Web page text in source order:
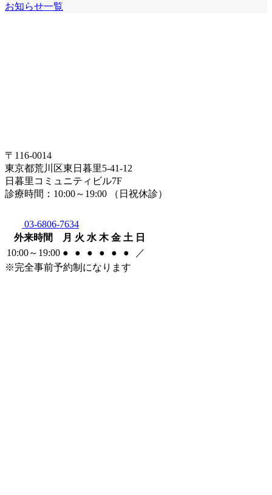
お知らせ一覧
〒116-0014
東京都荒川区東日暮里5-41-12
日暮里コミュニティビル7F
診療時間：10:00～19:00 （日祝休診）
03-6806-7634
外来時間
月 火 水 木 金 土 日
10:00～19:00 ● ● ● ● ● ●
／
※完全事前予約制になります